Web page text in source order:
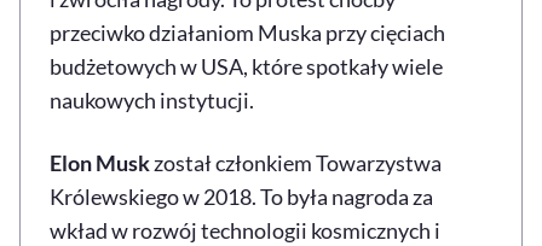
przeciwko działaniom Muska przy cięciach
budżetowych w USA, które spotkały wiele
naukowych instytucji.
Elon Muskzostał członkiem Towarzystwa
Królewskiego w 2018. To była nagroda za
wkład w rozwój technologii kosmicznych i